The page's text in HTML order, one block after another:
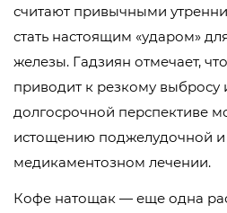
считают привычными
стать настоящим «ударом»
железы. Гадзиян отмечает,
приводит к резкому выбросу
долгосрочной перспективе
истощению поджелудочной
медикаментозном лечении.
Кофе натощак — еще одна